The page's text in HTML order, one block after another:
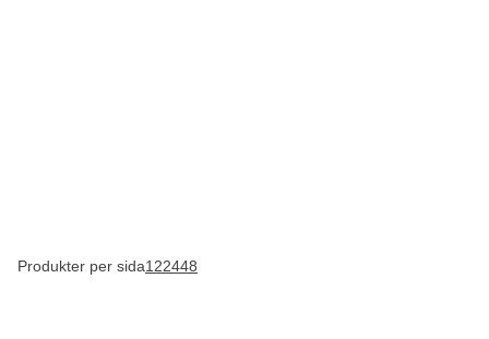
Produkter per sida122448